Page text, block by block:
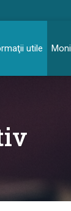
utile